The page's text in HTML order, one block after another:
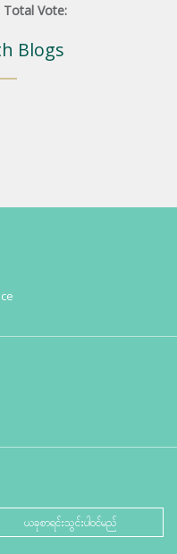
Total Vote:
Blogs
ယခုစာရင်းသွင်းပါဝင်မည်